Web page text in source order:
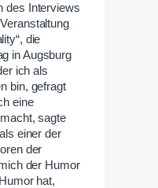
des Interviews
die
in Augsburg
ich als
bin, gefragt
eine
sagte
einer der
der
der Humor
hat,